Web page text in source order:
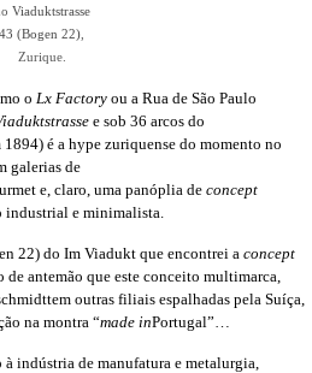
Viaduktstrasse
43 (Bogen 22)
Zurique.
oLx Factory ou a Rua de São Paulo
e sob 36 arcos do
é a hype zuriquense do momento no
galerias de
e, claro, uma panóplia deconcept
industrial e minimalista.
22) do Im Viadukt que encontrei aconcept
de antemão que este conceito multimarca,
outras filiais espalhadas pela Suíça,
na montra “made inPortugal”…
indústria de manufatura e metalurgia,